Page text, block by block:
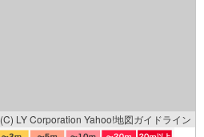
(C) LY Corporation Yahoo!地図ガイドライン